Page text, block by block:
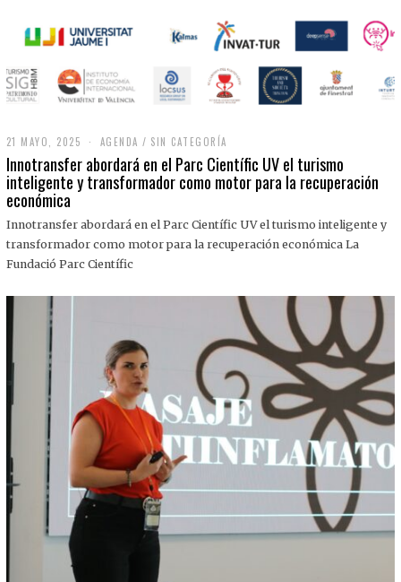
21 MAYO, 2025
M
A
Y
,
0
2
AGENDA / SIN CATEGORÍA
Innotransfer abordará en el Parc Científic UV el turismo
inteligente y transformador como motor para la recuperación
económica
Innotransfer abordará en el Parc Científic UV el turismo inteligente y
transformador como motor para la recuperación económica La
Fundació Parc Científic